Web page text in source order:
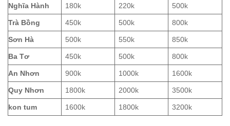
Nghĩa Hành 180k 220k 500k
Trà Bồng 450k 500k 800k
Sơn Hà 500k 550k 850k
Ba Tơ 450k 500k 800k
An Nhơn 900k 1000k 1600k
Quy Nhơn 1800k 2000k 3500k
kon tum 1600k 1800k 3200k